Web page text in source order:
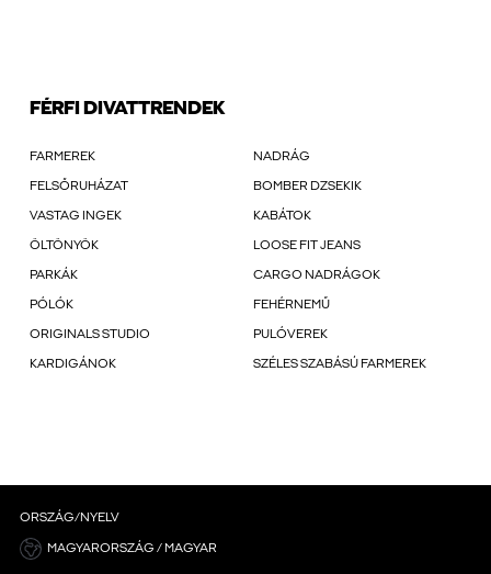
FÉRFI DIVATTRENDEK
FARMEREK NADRÁG
FELSŐRUHÁZAT BOMBER DZSEKIK
VASTAG INGEK KABÁTOK
ÖLTÖNYÖK LOOSE FIT JEANS
PARKÁK CARGO NADRÁGOK
PÓLÓK FEHÉRNEMŰ
ORIGINALS STUDIO PULÓVEREK
KARDIGÁNOK SZÉLES SZABÁSÚ FARMEREK
ORSZÁG/NYELV
MAGYARORSZÁG / MAGYAR